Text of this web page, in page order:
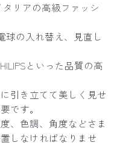
タリアの高級ファッシ
球の入れ替え、見直し
といった品質の高
引き立てて美しく見せ
です。
、色調、角度などさま
しなければなりませ